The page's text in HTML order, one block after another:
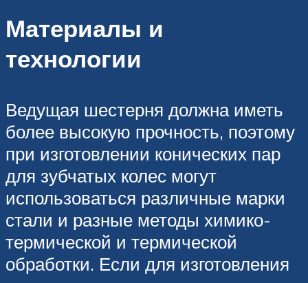
Материалы и
технологии
Ведущая шестерня должна иметь
более высокую прочность, поэтому
при изготовлении конических пар
для зубчатых колес могут
использоваться различные марки
стали и разные методы химико-
термической и термической
обработки. Если для изготовления